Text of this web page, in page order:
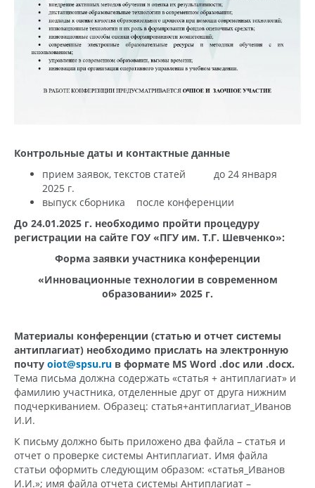
Контрольные даты и контактные данные
прием заявок, текстов статей до 24 января
2025 г.
выпуск сборника после конференции
До 24.01.2025 г. необходимо пройти процедуру
регистрации на сайте ГОУ «ПГУ им. Т.Г. Шевченко»:
Форма заявки участника конференции
«Инновационные технологии в современном
образовании» 2025 г.
Материалы конференции (статью и отчет системы
антиплагиат) необходимо прислать на электронную
почту oiot@spsu.ru в формате MS Word .doc или .docx.
Тема письма должна содержать «статья + антиплагиат» и
фамилию участника, отделенные друг от друга нижним
подчеркиванием. Образец: статья+антиплагиат_Иванов
И.И.
К письму должно быть приложено два файла – статья и
отчет о проверке системы Антиплагиат. Имя файла
статьи оформить следующим образом: «статья_Иванов
И.И.»; имя файла отчета системы Антиплагиат –